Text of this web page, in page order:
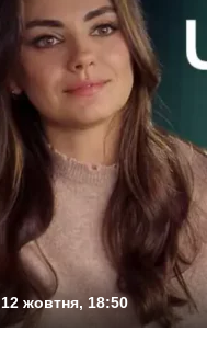
12 жовтня, 18:50